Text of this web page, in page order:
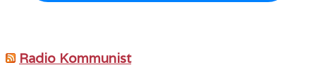
Radio Kommunist